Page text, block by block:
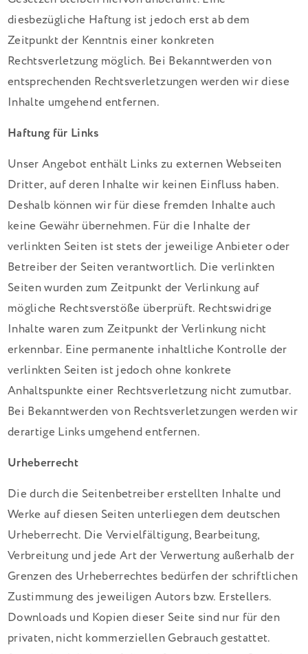
diesbezügliche Haftung ist jedoch erst ab dem
Zeitpunkt der Kenntnis einer konkreten
Rechtsverletzung möglich. Bei Bekanntwerden von
entsprechenden Rechtsverletzungen werden wir diese
Inhalte umgehend entfernen.
Haftung für Links
Unser Angebot enthält Links zu externen Webseiten
Dritter, auf deren Inhalte wir keinen Einfluss haben.
Deshalb können wir für diese fremden Inhalte auch
keine Gewähr übernehmen. Für die Inhalte der
verlinkten Seiten ist stets der jeweilige Anbieter oder
Betreiber der Seiten verantwortlich. Die verlinkten
Seiten wurden zum Zeitpunkt der Verlinkung auf
mögliche Rechtsverstöße überprüft. Rechtswidrige
Inhalte waren zum Zeitpunkt der Verlinkung nicht
erkennbar. Eine permanente inhaltliche Kontrolle der
verlinkten Seiten ist jedoch ohne konkrete
Anhaltspunkte einer Rechtsverletzung nicht zumutbar.
Bei Bekanntwerden von Rechtsverletzungen werden wir
derartige Links umgehend entfernen.
Urheberrecht
Die durch die Seitenbetreiber erstellten Inhalte und
Werke auf diesen Seiten unterliegen dem deutschen
Urheberrecht. Die Vervielfältigung, Bearbeitung,
Verbreitung und jede Art der Verwertung außerhalb der
Grenzen des Urheberrechtes bedürfen der schriftlichen
Zustimmung des jeweiligen Autors bzw. Erstellers.
Downloads und Kopien dieser Seite sind nur für den
privaten, nicht kommerziellen Gebrauch gestattet.